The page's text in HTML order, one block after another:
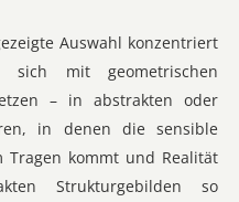
Auswahl konzentriert
mit geometrischen
– in abstrakten oder
in denen die sensible
Tragen kommt und Realität
Strukturgebilden so